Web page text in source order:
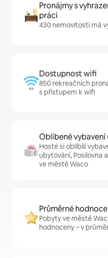
Pronájmy s
práci
430 nemovitostí má
Dostupnost wifi
850 rekreačních
s přístupem k wifi
Oblíbené vybavení
Hosté si oblíbili
ubytování, Posilovna
ve městě Waco
Průměrné
Pobyty ve městě
hodnoceny – v